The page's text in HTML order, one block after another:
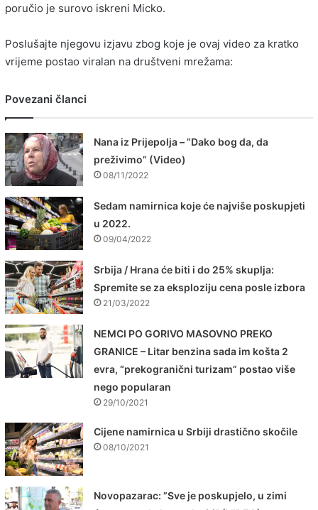
poručio je surovo iskreni Micko.
Poslušajte njegovu izjavu zbog koje je ovaj video za kratko
vrijeme postao viralan na društveni mrežama:
Povezani članci
Nana iz Prijepolja – ”Dako bog da, da
preživimo” (Video)
08/11/2022
Sedam namirnica koje će najviše poskupjeti
u 2022.
09/04/2022
Srbija / Hrana će biti i do 25% skuplja:
Spremite se za eksploziju cena posle izbora
21/03/2022
NEMCI PO GORIVO MASOVNO PREKO
GRANICE – Litar benzina sada im košta 2
evra, “prekogranični turizam” postao više
nego popularan
29/10/2021
Cijene namirnica u Srbiji drastično skočile
08/10/2021
Novopazarac: ”Sve je poskupjelo, u zimi